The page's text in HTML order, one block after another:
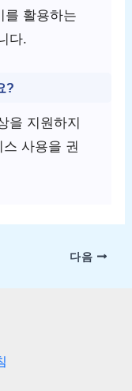
를 활용하는
다.
?
을 지원하지
사용을 권
다음